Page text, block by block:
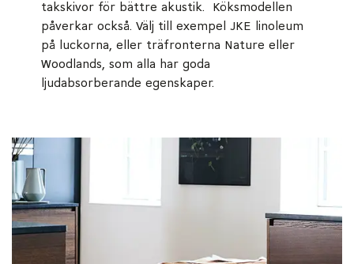
takskivor för bättre akustik. Köksmodellen
påverkar också. Välj till exempel JKE linoleum
på luckorna, eller träfronterna Nature eller
Woodlands, som alla har goda
ljudabsorberande egenskaper.